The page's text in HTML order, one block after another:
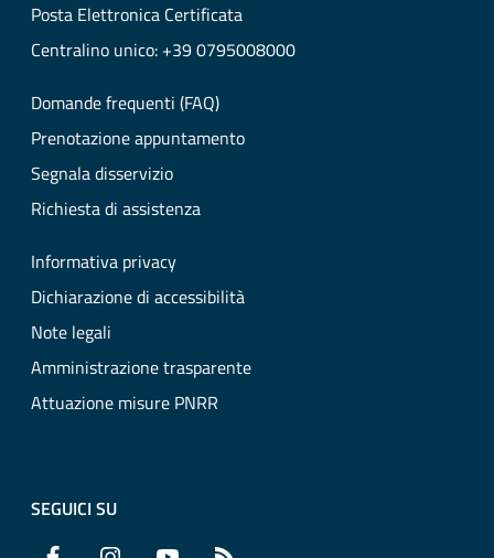
Posta Elettronica Certificata
Centralino unico: +39 0795008000
Domande frequenti (FAQ)
Prenotazione appuntamento
Segnala disservizio
Richiesta di assistenza
Informativa privacy
Dichiarazione di accessibilità
Note legali
Amministrazione trasparente
Attuazione misure PNRR
SEGUICI SU